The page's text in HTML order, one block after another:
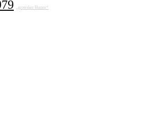
„grotesker Humor“